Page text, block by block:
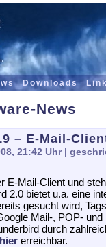
Downloads
News
– E-Mail-
21:42 Uhr|
E-Mail-Client und
2.0 bietet u.a. eine
gesucht wird,
Mail-, POP-
durch
hier erreichbar.